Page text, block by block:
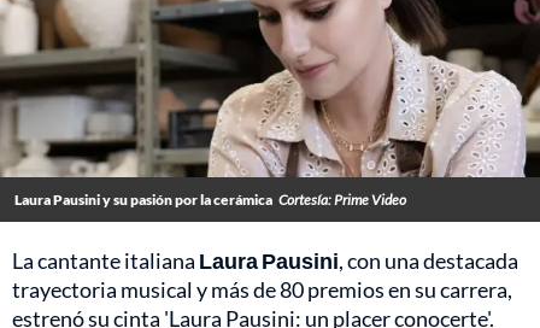
Laura Pausini y su pasión por la cerámica Cortesía: Prime Video
La cantante italiana Laura Pausini, con una destacada
trayectoria musical y más de 80 premios en su carrera,
estrenó su cinta 'Laura Pausini: un placer conocerte'.